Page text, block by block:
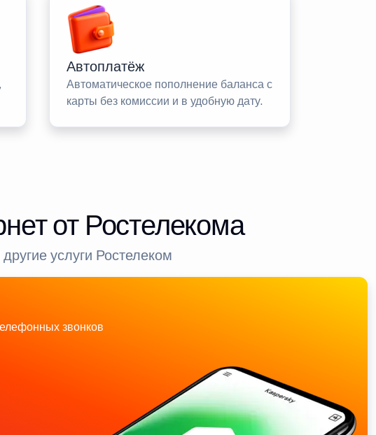
Автоплатёж
Автоматическое пополнение баланса с
карты без комиссии и в удобную дату.
от Ростелекома
услуги Ростелеком
звонков